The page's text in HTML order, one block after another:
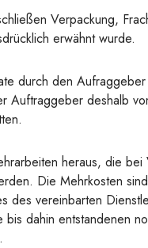
Verpackung,
erwähnt wurde.
durch den
Auftraggeber deshalb
heraus, die bei
Die Mehrkosten
vereinbarten
dahin entstandenen